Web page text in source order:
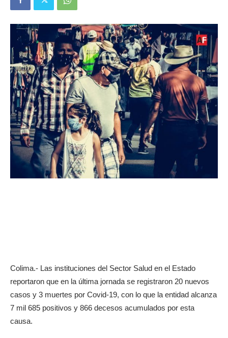
Colima.- Las instituciones del Sector Salud en el Estado
reportaron que en la última jornada se registraron 20 nuevos
casos y 3 muertes por Covid-19, con lo que la entidad alcanza
7 mil 685 positivos y 866 decesos acumulados por esta
causa.